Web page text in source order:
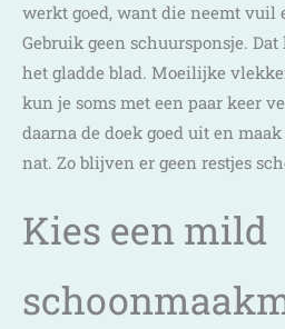
werkt goed, want die neemt vuil
Gebruik geen schuursponsje.
het gladde blad. Moeilijke
kun je soms met een paar keer
daarna de doek goed uit en
nat. Zo blijven er geen restjes
Kies een mild